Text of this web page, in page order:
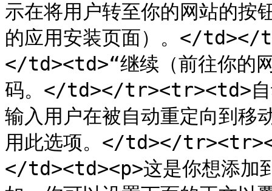
示在将用户转至你的网站的按
的应用安装页面）。</
</td><td>“继续（前往你的
码。</td></tr><tr><td>自
输入用户在被自动重定向到
用此选项。</td></
</td><td><p>这是你想添加